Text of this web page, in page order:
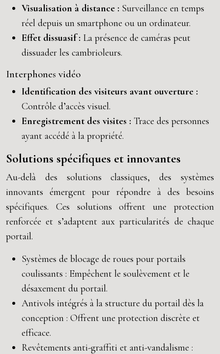
Visualisation à distance : Surveillance en temps
réel depuis un smartphone ou un ordinateur.
Effet dissuasif : La présence de caméras peut
dissuader les cambrioleurs.
Interphones vidéo
Identification des visiteurs avant ouverture :
Contrôle d’accès visuel.
Enregistrement des visites : Trace des personnes
ayant accédé à la propriété.
Solutions spécifiques et innovantes
Au-delà des solutions classiques, des systèmes
innovants émergent pour répondre à des besoins
spécifiques. Ces solutions offrent une protection
renforcée et s’adaptent aux particularités de chaque
portail.
Systèmes de blocage de roues pour portails
coulissants : Empêchent le soulèvement et le
désaxement du portail.
Antivols intégrés à la structure du portail dès la
conception : Offrent une protection discrète et
efficace.
Revêtements anti-graffiti et anti-vandalisme :